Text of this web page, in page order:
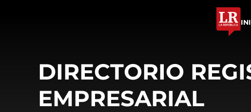
DIRECTORIO
EMPRESARIAL